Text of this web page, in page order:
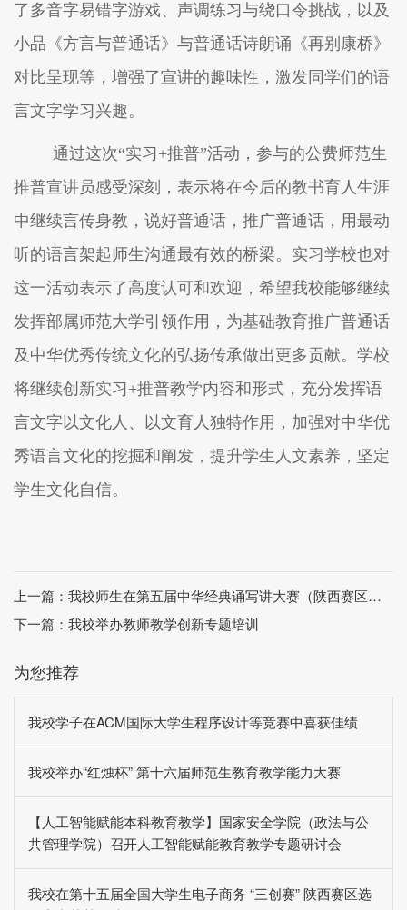
了多音字易错字游戏、声调练习与绕口令挑战，以及
小品《方言与普通话》与普通话诗朗诵《再别康桥》
对比呈现等， 增强了宣讲的趣味性，激发同学们的语
言文字学习兴趣。
通过这次“实习+推普”活动， 参与的公费师范生
推普宣讲员感受深刻， 表示将在今后的教书育人生涯
中继续言传身教，说好普通话，推广普通话，用最动
听的语言架起师生沟通最有效的桥梁。 实习学校也对
这一活动表示了高度认可和欢迎， 希望我校能够继续
发挥部属师范大学引领作用，为基础教育推广普通话
及 中华优秀传统文化的弘扬传承做出更多贡献。学校
将继续创新实习+推普教学内容和形式， 充分发挥语
言文字以文化人、以文育人独特作用，加强对中华优
秀语言文化的挖掘和阐发，提升学生人文素养，坚定
学生文化自信。
上一篇： 我校师生在第五届中华经典诵写讲大赛（陕西赛区）中荣获佳绩
下一篇： 我校举办教师教学创新专题培训
为您推荐
我校学子在ACM国际大学生程序设计等竞赛中喜获佳绩
我校举办“红烛杯” 第十六届师范生教育教学能力大赛
【人工智能赋能本科教育教学】国家安全学院（政法与公
共管理学院）召开人工智能赋能教育教学专题研讨会
我校在第十五届全国大学生电子商务 “三创赛” 陕西赛区选